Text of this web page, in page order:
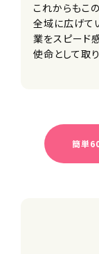
これからもこ
全域に広げて
業をスピード
使命として取
簡単